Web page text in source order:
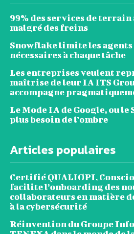
99% des services de
malgré des freins
Snowflake limite les
nécessaires à chaque tâche
Les entreprises veulent
maîtrise de leur IA ITS
accompagne
Le Mode IA de Google, ou le
plus besoin de l’ombre
Articles populaires
Certifié QUALIOPI,
facilite l’onboarding des
collaborateurs en matière
à la cybersécurité
Réinvention du Groupe